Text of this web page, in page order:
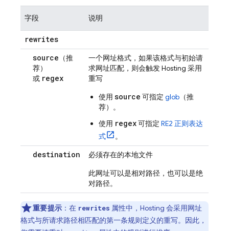
字段 说明
rewrites
source （推
荐）
或 regex
一个网址格式，如果该格式与初始请
求网址匹配，则会触发Hosting 采用
重写
使用 source 可指定 glob （推
荐） 。
使用 regex可指定 RE2 正则表达
式
。
destination
必须存在的本地文件
此网址可以是相对路径，也可以是绝
对路径。
重要提示 ：在 rewrites 属性中， Hosting 会采用网址
格式与所请求路径相匹配的第一条规则定义的重写。因此，